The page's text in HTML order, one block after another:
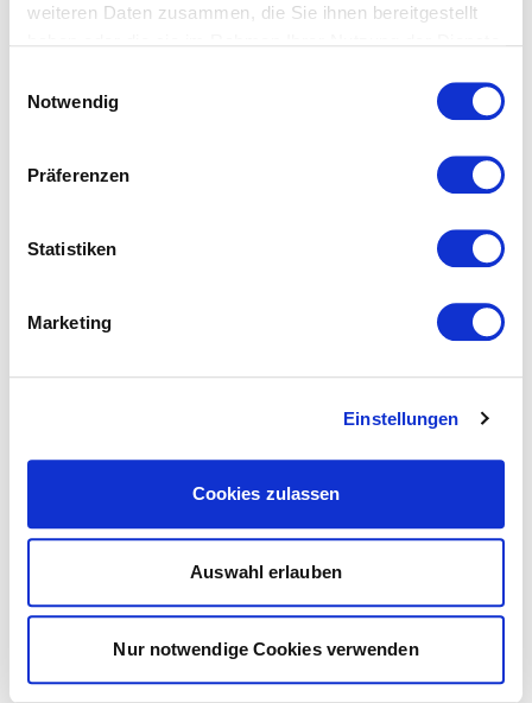
weiteren Daten zusammen, die Sie ihnen bereitgestellt
Cookies, wenn Sie unsere Webseite weiterhin nutzen.
Notwendig
Präferenzen
Statistiken
Marketing
Einstellungen
Cookies zulassen
Auswahl erlauben
Nur notwendige Cookies verwenden